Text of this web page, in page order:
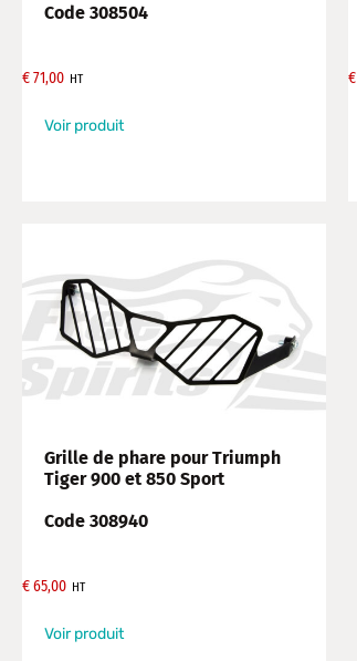
Code 308504
€71,00 HT
Voir produit
€
Grille de phare pour Triumph
Tiger 900 et 850 Sport
Code 308940
€65,00 HT
Voir produit